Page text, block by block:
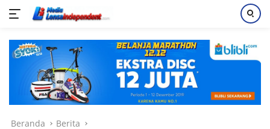
konten
Beranda Berita